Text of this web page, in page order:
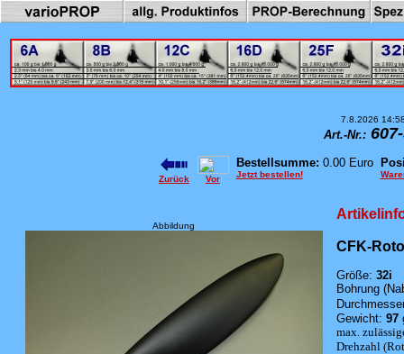
7.8.2026
Art.-Nr.:
Zurück Vor
Bestellsumme: 0.00 Euro
Jetzt bestellen!
Abbildung
CFK-
Größe: 32i
Bohrung
Gewicht: 97
max.
Drehzahl